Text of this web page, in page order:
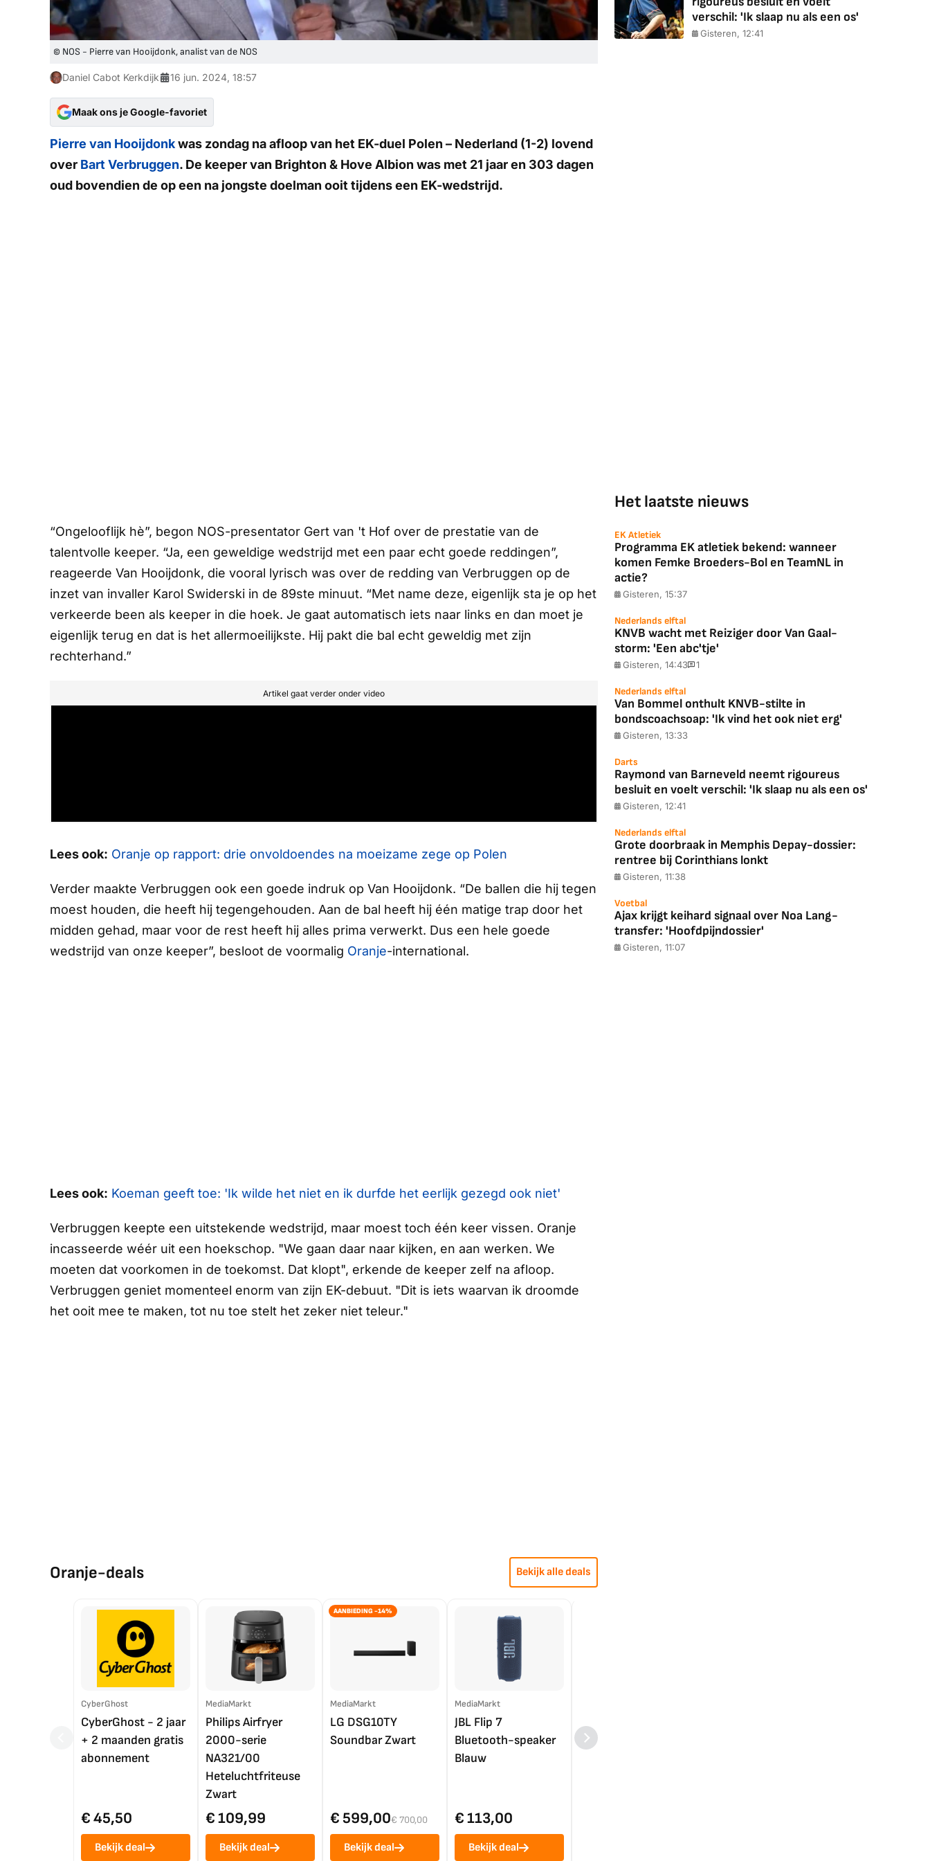
© NOS - Pierre van Hooijdonk, analist van de NOS
Daniel Cabot Kerkdijk 16 jun. 2024, 18:57
Maak ons je Google-favoriet
Pierre van Hooijdonkwas zondag na afloop van het EK-duel Polen – Nederland (1-2) lovend
over Bart Verbruggen. De keeper van Brighton & Hove Albion was met 21 jaar en 303 dagen
oud bovendien de op een na jongste doelman ooit tijdens een EK-wedstrijd.
“Ongelooflijk hè”, begon NOS-presentator Gert van 't Hof over de prestatie van de
talentvolle keeper. “Ja, een geweldige wedstrijd met een paar echt goede reddingen”,
reageerde Van Hooijdonk, die vooral lyrisch was over de redding van Verbruggen op de
inzet van invaller Karol Swiderski in de 89ste minuut. “Met name deze, eigenlijk sta je op het
verkeerde been als keeper in die hoek. Je gaat automatisch iets naar links en dan moet je
eigenlijk terug en dat is het allermoeilijkste. Hij pakt die bal echt geweldig met zijn
rechterhand.”
Artikel gaat verder onder video
Lees ook: Oranje op rapport: drie onvoldoendes na moeizame zege op Polen
Verder maakte Verbruggen ook een goede indruk op Van Hooijdonk. “De ballen die hij tegen
moest houden, die heeft hij tegengehouden. Aan de bal heeft hij één matige trap door het
midden gehad, maar voor de rest heeft hij alles prima verwerkt. Dus een hele goede
wedstrijd van onze keeper”, besloot de voormalig Oranje-international.
Lees ook: Koeman geeft toe: 'Ik wilde het niet en ik durfde het eerlijk gezegd ook niet'
Verbruggen keepte een uitstekende wedstrijd, maar moest toch één keer vissen. Oranje
incasseerde wéér uit een hoekschop. "We gaan daar naar kijken, en aan werken. We
moeten dat voorkomen in de toekomst. Dat klopt", erkende de keeper zelf na afloop.
Verbruggen geniet momenteel enorm van zijn EK-debuut. "Dit is iets waarvan ik droomde
het ooit mee te maken, tot nu toe stelt het zeker niet teleur."
Oranje-deals Bekijk alle deals
CyberGhost
CyberGhost - 2 jaar
+ 2 maanden gratis
abonnement
€ 45,50
Bekijk deal
MediaMarkt
Philips Airfryer
2000-serie
NA321/00
Heteluchtfriteuse
Zwart
€ 109,99
Bekijk deal
AANBIEDING -14%
MediaMarkt
LG DSG10TY
Soundbar Zwart
€ 599,00€ 700,00
Bekijk deal
MediaMarkt
JBL Flip 7
Bluetooth-speaker
Blauw
€ 113,00
Bekijk deal
LG OLED55C56LB
4K TV (2025)
verschil: 'Ik slaap nu als een os'
Gisteren, 12:41
Het laatste nieuws
EK Atletiek
Programma EK atletiek bekend: wanneer
komen Femke Broeders-Bol en TeamNL in
actie?
Gisteren, 15:37
Nederlands elftal
KNVB wacht met Reiziger door Van Gaal-
storm: 'Een abc'tje'
Gisteren, 14:43 1
Nederlands elftal
Van Bommel onthult KNVB-stilte in
bondscoachsoap: 'Ik vind het ook niet erg'
Gisteren, 13:33
Darts
Raymond van Barneveld neemt rigoureus
besluit en voelt verschil: 'Ik slaap nu als een os'
Gisteren, 12:41
Nederlands elftal
Grote doorbraak in Memphis Depay-dossier:
rentree bij Corinthians lonkt
Gisteren, 11:38
Voetbal
Ajax krijgt keihard signaal over Noa Lang-
transfer: 'Hoofdpijndossier'
Gisteren, 11:07